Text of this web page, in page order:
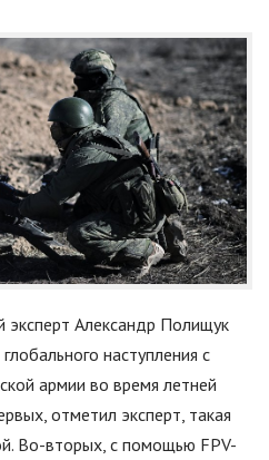
эксперт Александр Полищук
наступления с
армии во время летней
отметил эксперт, такая
Во-вторых, с помощью FPV-